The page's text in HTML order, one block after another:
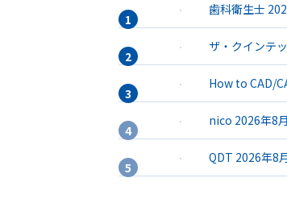
歯科衛生士
ザ・クインテ
How to CAD/
nico 2026年8
QDT 2026年8